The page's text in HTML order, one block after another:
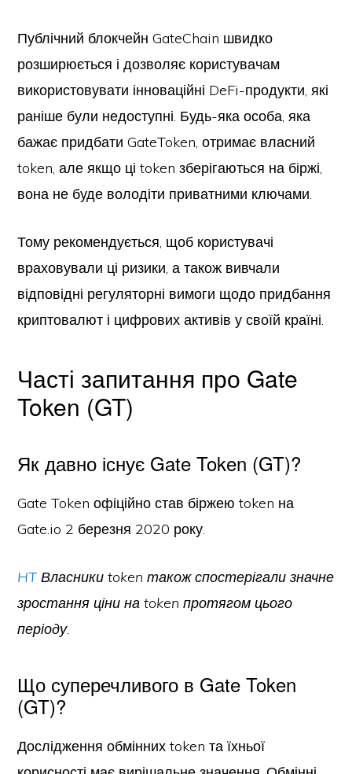
Публічний блокчейн GateChain швидко
розширюється і дозволяє користувачам
використовувати інноваційні DeFi-продукти, які
раніше були недоступні. Будь-яка особа, яка
бажає придбати GateToken, отримає власний
token, але якщо ці token зберігаються на біржі,
вона не буде володіти приватними ключами.
Тому рекомендується, щоб користувачі
враховували ці ризики, а також вивчали
відповідні регуляторні вимоги щодо придбання
криптовалют і цифрових активів у своїй країні.
Часті запитання про Gate
Token (GT)
Як давно існує Gate Token (GT)?
Gate Token офіційно став біржею token на
Gate.io 2 березня 2020 року.
HTВласники token також спостерігали значне
зростання ціни на token протягом цього
періоду.
Що суперечливого в Gate Token
(GT)?
Дослідження обмінних token та їхньої